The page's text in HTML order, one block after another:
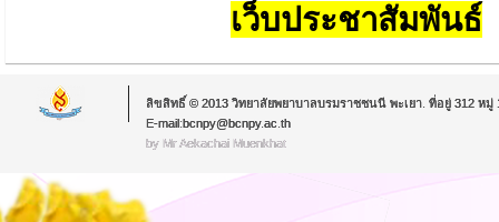
เว็บประชาสัมพันธ์
ลิขสิทธิ์ © 2013 วิทยาลัยพยาบาลบรมราชชนนี พะเยา. ที่อยู่ 312 หมู่
E-mail:bcnpy@bcnpy.ac.th
by Mr.Aekachai Muenkhat